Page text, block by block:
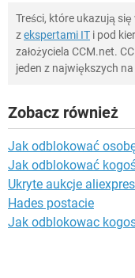
Treści, które ukazują
zekspertami IT i pod
założyciela CCM.net.
jeden z największych
Zobacz również
Jak odblokować
Jak odblokować
Ukryte aukcje
Hades postacie
Jak odblokowac